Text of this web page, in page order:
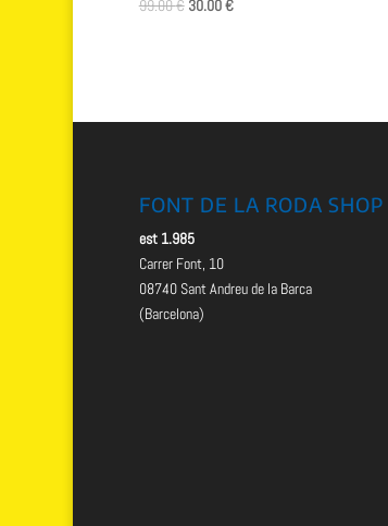
99.00€ El
30.00€El
FONT DE LA RODA SHOP
est 1.985
Carrer Font, 10
08740 Sant Andreu de la Barca
(Barcelona)